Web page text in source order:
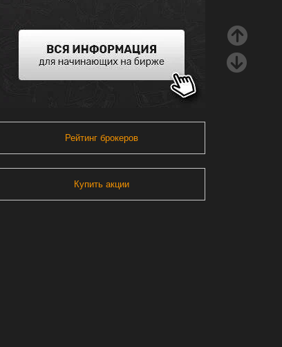
Рейтинг брокеров
Купить акции